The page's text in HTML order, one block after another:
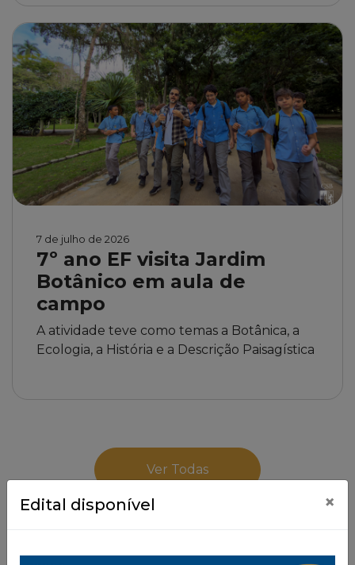
7 de julho de 2026
7º ano EF visita Jardim
campo
A atividade teve como temas a Botânica, a
Ecologia, a História e a Descrição Paisagística
Proposta
Edital disponível ×